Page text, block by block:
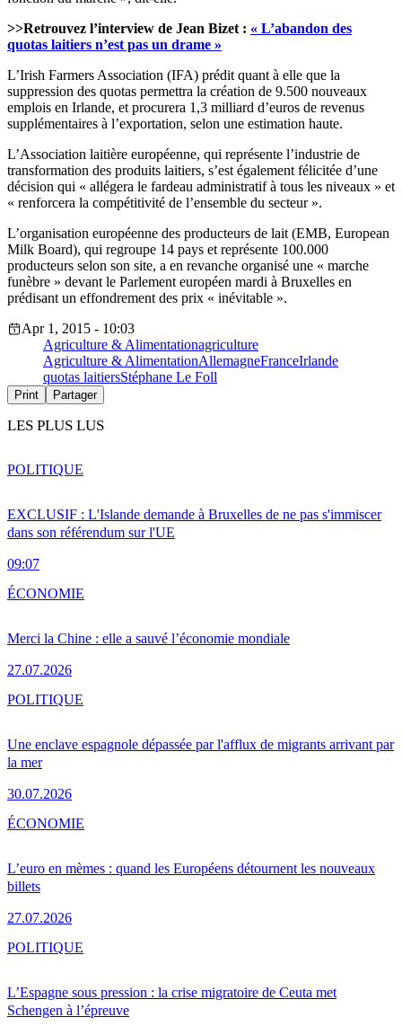
>>Retrouvez l’interview de Jean Bizet : « L’abandon des
quotas laitiers n’est pas un drame »
L’Irish Farmers Association (IFA) prédit quant à elle que la
suppression des quotas permettra la création de 9.500 nouveaux
emplois en Irlande, et procurera 1,3 milliard d’euros de revenus
supplémentaires à l’exportation, selon une estimation haute.
L’Association laitière européenne, qui représente l’industrie de
transformation des produits laitiers, s’est également félicitée d’une
décision qui « allégera le fardeau administratif à tous les niveaux » et
« renforcera la compétitivité de l’ensemble du secteur ».
L’organisation européenne des producteurs de lait (EMB, European
Milk Board), qui regroupe 14 pays et représente 100.000
producteurs selon son site, a en revanche organisé une « marche
funèbre » devant le Parlement européen mardi à Bruxelles en
prédisant un effondrement des prix « inévitable ».
Apr 1, 2015 - 10:03
Agriculture & Alimentationagriculture
Agriculture & AlimentationAllemagneFranceIrlande
quotas laitiersStéphane Le Foll
Print Partager
LES PLUS LUS
EXCLUSIF : L'Islande demande à Bruxelles de ne pas s'immiscer
dans son référendum sur l'UE
09:07
POLITIQUE
Merci la Chine : elle a sauvé l’économie mondiale
27.07.2026
ÉCONOMIE
Une enclave espagnole dépassée par l'afflux de migrants arrivant par
la mer
30.07.2026
POLITIQUE
L’euro en mèmes : quand les Européens détournent les nouveaux
billets
27.07.2026
ÉCONOMIE
L’Espagne sous pression : la crise migratoire de Ceuta met
Schengen à l’épreuve
POLITIQUE